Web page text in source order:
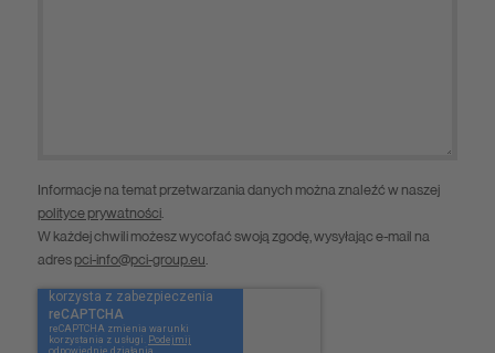
Informacje na temat przetwarzania danych można znaleźć w naszej
polityce prywatności.
W każdej chwili możesz wycofać swoją zgodę, wysyłając e-mail na
adres pci-info@pci-group.eu.